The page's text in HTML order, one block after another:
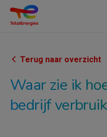
naar
inhoud
gaan
Terug naar overzicht
Waar zie ik
bedrijf